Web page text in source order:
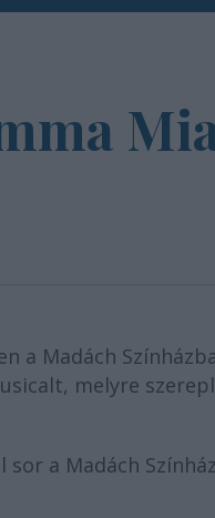
a Madách
melyre
a Madách